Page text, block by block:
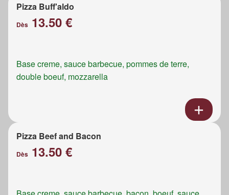
Pizza Buff'aldo
Dès 13.50 €
Base creme, sauce barbecue, pommes de terre,
double boeuf, mozzarella
Pizza Beef and Bacon
Dès 13.50 €